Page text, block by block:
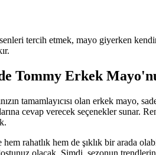
tercih etmek, mayo giyerken
Tommy Erkek
tamamlayıcısı olan erkek mayo,
cevap verecek seçenekler sunar.
rahatlık hem de şıklık bir arada
olacak. Şimdi, sezonun